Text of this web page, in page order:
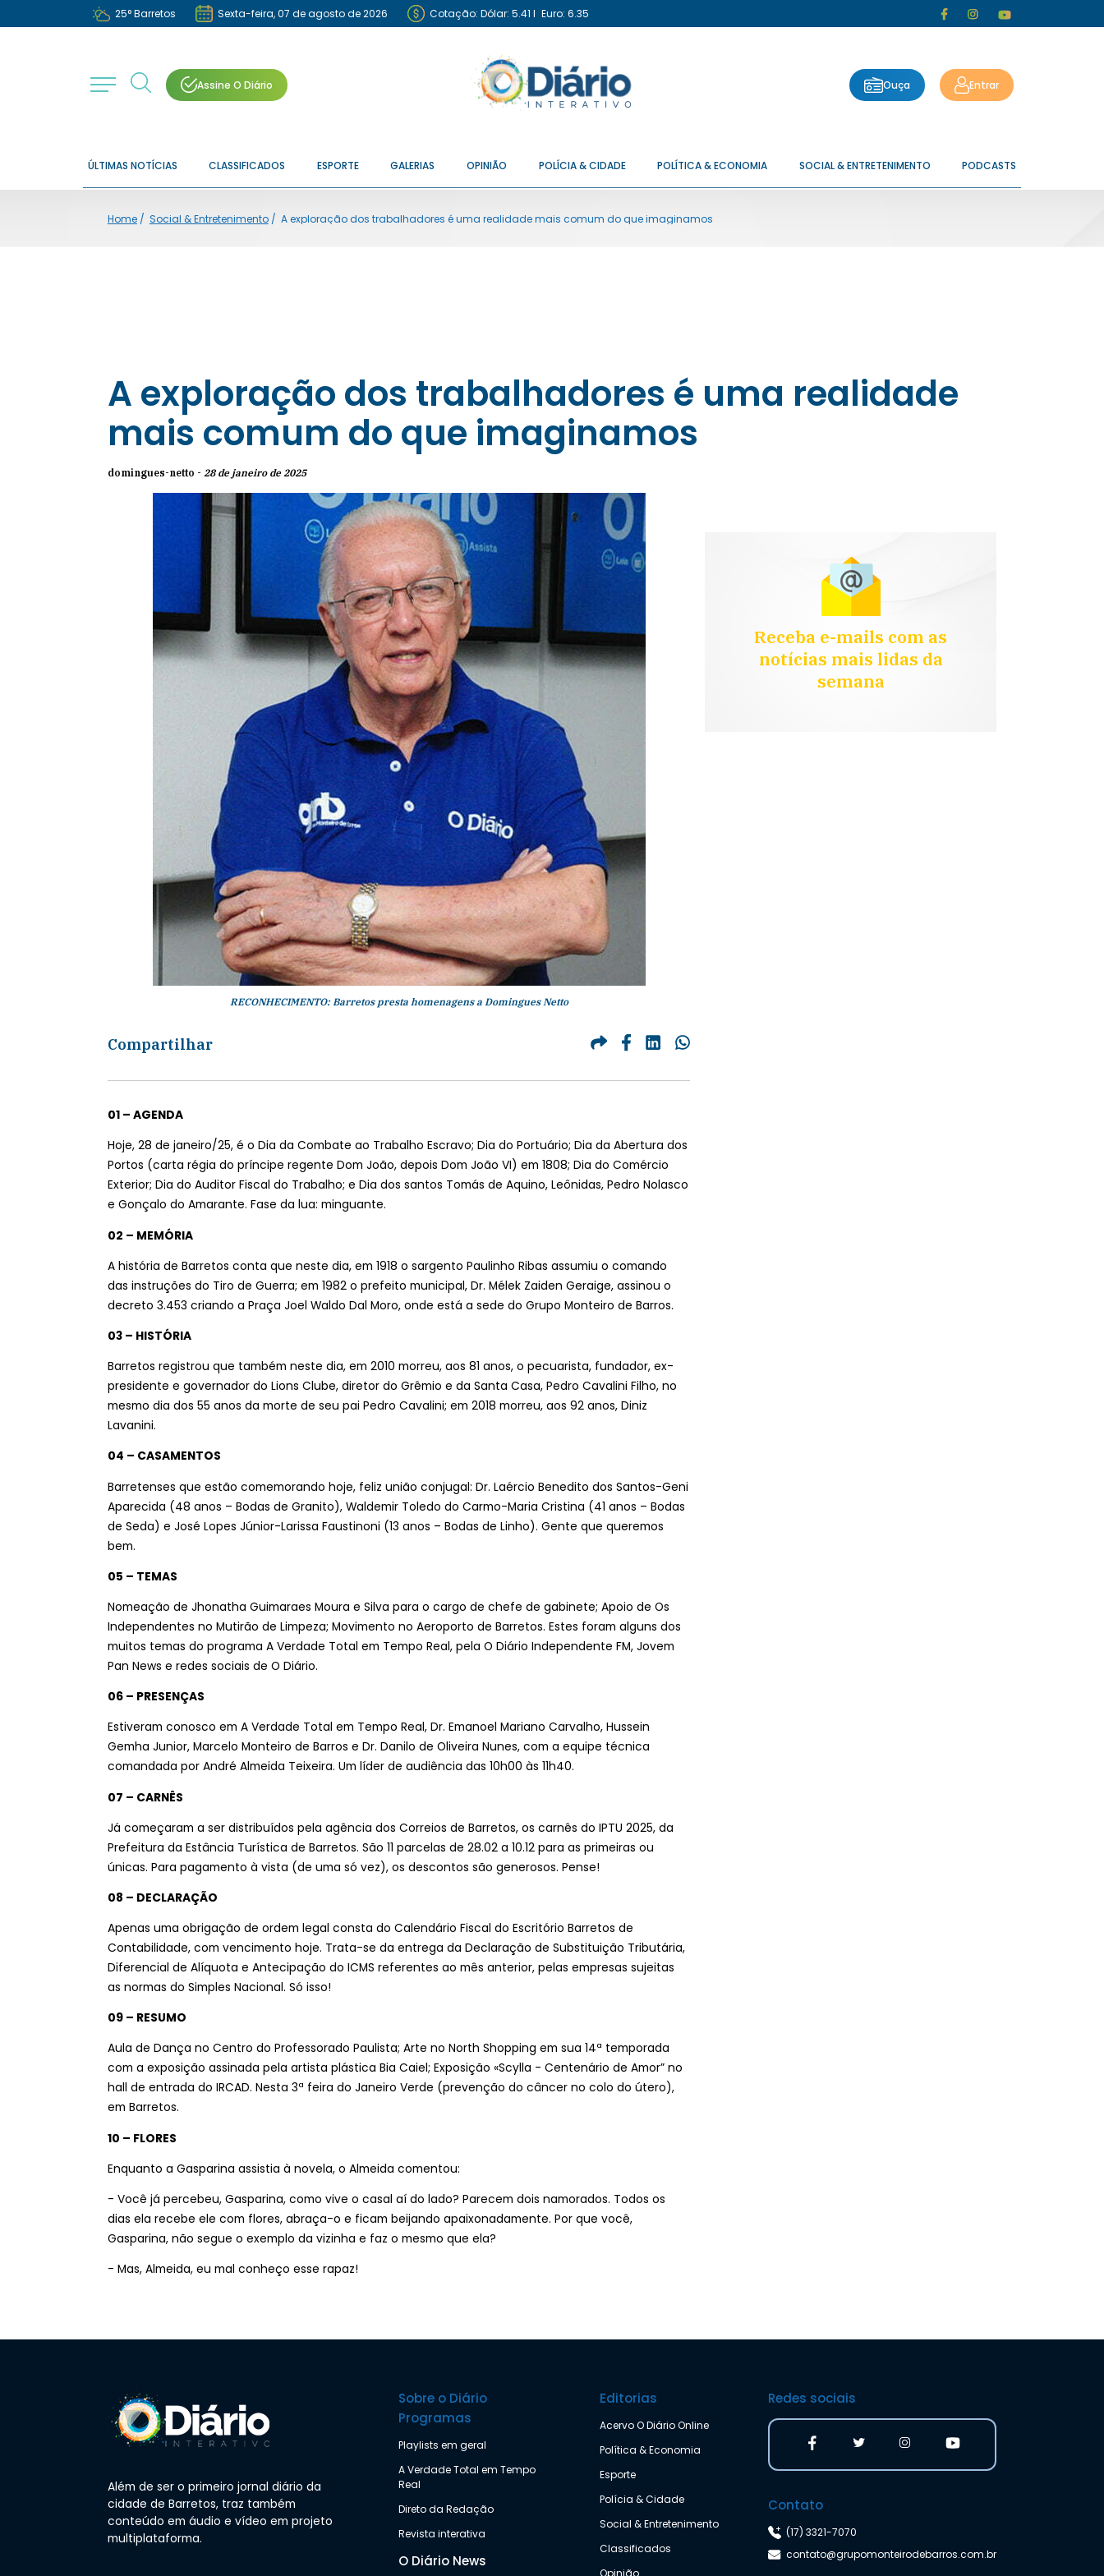
25°Barretos Sexta-feira, 07 de agosto de 2026 Cotação: Dólar: 5.41 I Euro: 6.35
Assine O Diário Ouça Entrar
ÚLTIMAS NOTÍCIAS CLASSIFICADOS ESPORTE GALERIAS OPINIÃO POLÍCIA & CIDADE POLÍTICA & ECONOMIA SOCIAL & ENTRETENIMENTO PODCASTS
Home/ Social & Entretenimento/ A exploração dos trabalhadores é uma realidade mais comum do que imaginamos
A exploração dos trabalhadores é uma realidade
mais comum do que imaginamos
domingues-netto - 28 de janeiro de 2025
RECONHECIMENTO: Barretos presta homenagens a Domingues Netto
Compartilhar
01 – AGENDA
Hoje, 28 de janeiro/25, é o Dia da Combate ao Trabalho Escravo; Dia do Portuário; Dia da Abertura dos
Portos (carta régia do príncipe regente Dom João, depois Dom João VI) em 1808; Dia do Comércio
Exterior; Dia do Auditor Fiscal do Trabalho; e Dia dos santos Tomás de Aquino, Leônidas, Pedro Nolasco
e Gonçalo do Amarante. Fase da lua: minguante.
02 – MEMÓRIA
A história de Barretos conta que neste dia, em 1918 o sargento Paulinho Ribas assumiu o comando
das instruções do Tiro de Guerra; em 1982 o prefeito municipal, Dr. Mélek Zaiden Geraige, assinou o
decreto 3.453 criando a Praça Joel Waldo Dal Moro, onde está a sede do Grupo Monteiro de Barros.
03 – HISTÓRIA
Barretos registrou que também neste dia, em 2010 morreu, aos 81 anos, o pecuarista, fundador, ex-
presidente e governador do Lions Clube, diretor do Grêmio e da Santa Casa, Pedro Cavalini Filho, no
mesmo dia dos 55 anos da morte de seu pai Pedro Cavalini; em 2018 morreu, aos 92 anos, Diniz
Lavanini.
04 – CASAMENTOS
Barretenses que estão comemorando hoje, feliz união conjugal: Dr. Laércio Benedito dos Santos-Geni
Aparecida (48 anos – Bodas de Granito), Waldemir Toledo do Carmo-Maria Cristina (41 anos – Bodas
de Seda) e José Lopes Júnior-Larissa Faustinoni (13 anos – Bodas de Linho). Gente que queremos
bem.
05 – TEMAS
Nomeação de Jhonatha Guimaraes Moura e Silva para o cargo de chefe de gabinete; Apoio de Os
Independentes no Mutirão de Limpeza; Movimento no Aeroporto de Barretos. Estes foram alguns dos
muitos temas do programa A Verdade Total em Tempo Real, pela O Diário Independente FM, Jovem
Pan News e redes sociais de O Diário.
06 – PRESENÇAS
Estiveram conosco em A Verdade Total em Tempo Real, Dr. Emanoel Mariano Carvalho, Hussein
Gemha Junior, Marcelo Monteiro de Barros e Dr. Danilo de Oliveira Nunes, com a equipe técnica
comandada por André Almeida Teixeira. Um líder de audiência das 10h00 às 11h40.
07 – CARNÊS
Já começaram a ser distribuídos pela agência dos Correios de Barretos, os carnês do IPTU 2025, da
Prefeitura da Estância Turística de Barretos. São 11 parcelas de 28.02 a 10.12 para as primeiras ou
únicas. Para pagamento à vista (de uma só vez), os descontos são generosos. Pense!
08 – DECLARAÇÃO
Apenas uma obrigação de ordem legal consta do Calendário Fiscal do Escritório Barretos de
Contabilidade, com vencimento hoje. Trata-se da entrega da Declaração de Substituição Tributária,
Diferencial de Alíquota e Antecipação do ICMS referentes ao mês anterior, pelas empresas sujeitas
as normas do Simples Nacional. Só isso!
09 – RESUMO
Aula de Dança no Centro do Professorado Paulista; Arte no North Shopping em sua 14ª temporada
com a exposição assinada pela artista plástica Bia Caiel; Exposição «Scylla - Centenário de Amor” no
hall de entrada do IRCAD. Nesta 3ª feira do Janeiro Verde (prevenção do câncer no colo do útero),
em Barretos.
10 – FLORES
Enquanto a Gasparina assistia à novela, o Almeida comentou:
- Você já percebeu, Gasparina, como vive o casal aí do lado? Parecem dois namorados. Todos os
dias ela recebe ele com flores, abraça-o e ficam beijando apaixonadamente. Por que você,
Gasparina, não segue o exemplo da vizinha e faz o mesmo que ela?
- Mas, Almeida, eu mal conheço esse rapaz!
Receba e-mails com as
notícias mais lidas da
semana
Além de ser o primeiro jornal diário da
cidade de Barretos, traz também
conteúdo em áudio e vídeo em projeto
multiplataforma.
Sobre o Diário
Programas
Playlists em geral
A Verdade Total em Tempo
Real
Direto da Redação
Revista interativa
O Diário News
Editorias
Acervo O Diário Online
Política & Economia
Esporte
Polícia & Cidade
Social & Entretenimento
Classificados
Redes sociais
Contato
(17) 3321-7070
contato@grupomonteirodebarros.com.br